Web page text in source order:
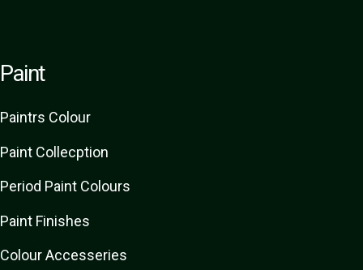
Paint
Paintrs Colour
Paint Collecption
Period Paint Colours
Paint Finishes
Colour Accesseries